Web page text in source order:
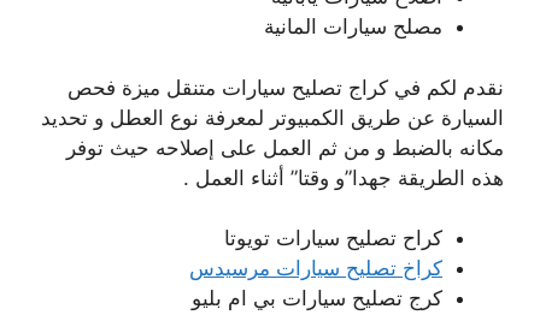
مصلح سيارات المانية
نقدم لكم في كراج تصليح سيارات متنقل ميزة فحص
السيارة عن طريق الكمبيوتر لمعرفة نوع العطل و تحديد
مكانه بالضبط و من ثم العمل على إصلاحه حيث توفر
هذه الطريقة جهدا”و وقتا” أثناء العمل .
كراح تصليح سيارات تويوتا
كراخ تصليح سيارات مرسيدس
كرج تصليح سيارات بي ام بليو